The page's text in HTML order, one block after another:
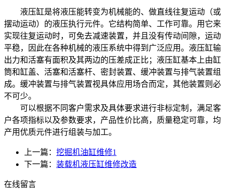
液压缸是将液压能转变为机械能的、做直线往复运动（或
摆动运动）的液压执行元件。它结构简单、工作可靠。用它来
实现往复运动时，可免去减速装置，并且没有传动间隙，运动
平稳，因此在各种机械的液压系统中得到广泛应用。液压缸输
出力和活塞有面积及其两边的压差成正比；液压缸基本上由缸
筒和缸盖、活塞和活塞杆、密封装置、缓冲装置与排气装置组
成。缓冲装置与排气装置视具体应用场合而定，其他装置则必
不可少。
可以根据不同客户需求及具体要求进行非标定制，满足客
户各项指标以及参数要求，产品性价比高，质量稳定可靠，均
产用优质元件进行组装与加工。
上一篇： 挖掘机油缸维修1
下一篇： 装载机液压缸维修改造
在线留言